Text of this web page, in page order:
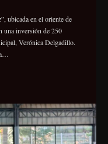
ubicada en el oriente de
una inversión de 250
Verónica Delgadillo.